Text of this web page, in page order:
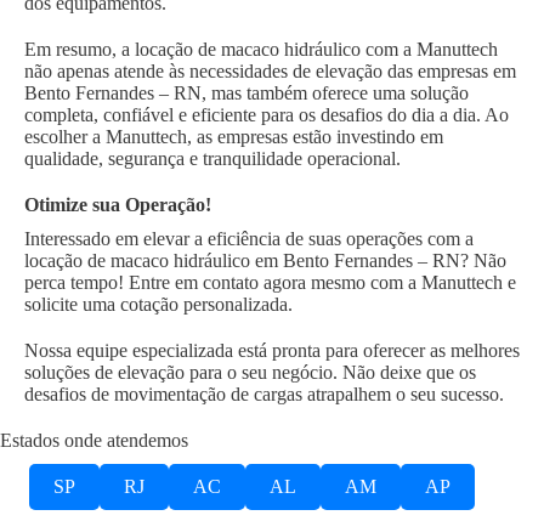
Em resumo, a locação de macaco hidráulico com a Manuttech
não apenas atende às necessidades de elevação das empresas em
Bento Fernandes – RN, mas também oferece uma solução
completa, confiável e eficiente para os desafios do dia a dia. Ao
escolher a Manuttech, as empresas estão investindo em
qualidade, segurança e tranquilidade operacional.
Otimize sua Operação!
Interessado em elevar a eficiência de suas operações com a
locação de macaco hidráulico em Bento Fernandes – RN? Não
perca tempo! Entre em contato agora mesmo com a Manuttech e
solicite uma cotação personalizada.
Nossa equipe especializada está pronta para oferecer as melhores
soluções de elevação para o seu negócio. Não deixe que os
desafios de movimentação de cargas atrapalhem o seu sucesso.
Estados onde atendemos
SP RJ AC AL AM AP